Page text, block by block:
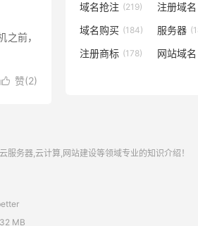
前，
 赞(2)
域名抢注 (219) 注册域名
域名购买 (184) 服务器
注册商标 (178) 网站域名
务器,云计算,网站建设等领域专业的知识介绍！
MB